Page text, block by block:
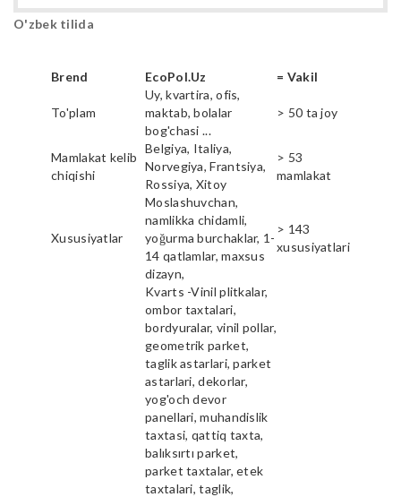
O'zbek tilida
Brend EcoPol.Uz = Vakil
To'plam
Uy, kvartira, ofis,
maktab, bolalar
bog'chasi ...
> 50 ta joy
Mamlakat kelib
chiqishi
Belgiya, Italiya,
Norvegiya, Frantsiya,
Rossiya, Xitoy
> 53
mamlakat
Xususiyatlar
Moslashuvchan,
namlikka chidamli,
yoğurma burchaklar, 1-
14 qatlamlar, maxsus
dizayn,
> 143
xususiyatlari
Kvarts -Vinil plitkalar,
ombor taxtalari,
bordyuralar, vinil pollar,
geometrik parket,
taglik astarlari, parket
astarlari, dekorlar,
yog'och devor
panellari, muhandislik
taxtasi, qattiq taxta,
balıksırtı parket,
parket taxtalar, etek
taxtalari, taglik,